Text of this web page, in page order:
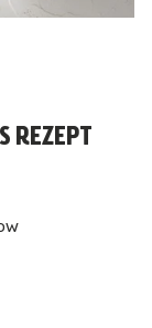
REZEPT